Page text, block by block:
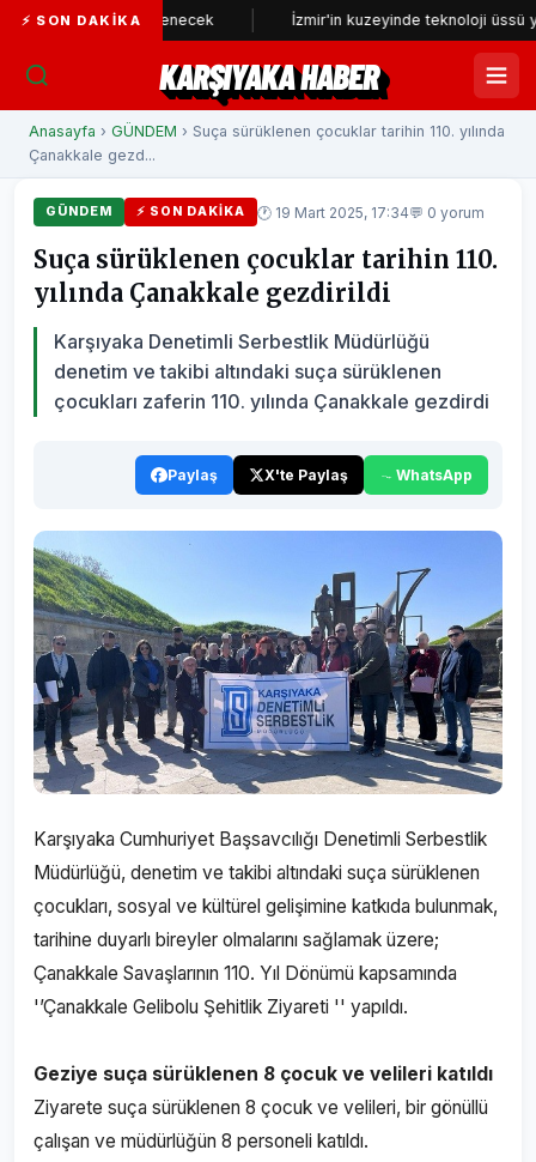
⚡ SON DAKIKA
incelenecek İzmir'in kuzeyinde teknoloji üssü yükseliyor
KARŞIYAKA HABER
Anasayfa › GÜNDEM › Suça sürüklenen çocuklar tarihin 110. yılında
Çanakkale gezd...
GÜNDEM ⚡ SON DAKIKA 🕐 19 Mart 2025, 17:34💬 0 yorum
Suça sürüklenen çocuklar tarihin 110.
yılında Çanakkale gezdirildi
Karşıyaka Denetimli Serbestlik Müdürlüğü
denetim ve takibi altındaki suça sürüklenen
çocukları zaferin 110. yılında Çanakkale gezdirdi
Paylaş X'te Paylaş WhatsApp
Karşıyaka Cumhuriyet Başsavcılığı Denetimli Serbestlik
Müdürlüğü, denetim ve takibi altındaki suça sürüklenen
çocukları, sosyal ve kültürel gelişimine katkıda bulunmak,
tarihine duyarlı bireyler olmalarını sağlamak üzere;
Çanakkale Savaşlarının 110. Yıl Dönümü kapsamında
'’Çanakkale Gelibolu Şehitlik Ziyareti '' yapıldı.
Geziye suça sürüklenen 8 çocuk ve velileri katıldı
Ziyarete suça sürüklenen 8 çocuk ve velileri, bir gönüllü
çalışan ve müdürlüğün 8 personeli katıldı.